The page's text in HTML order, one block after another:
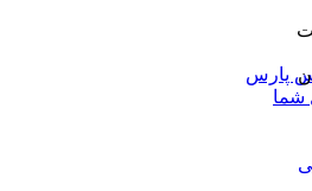
پارس
شما